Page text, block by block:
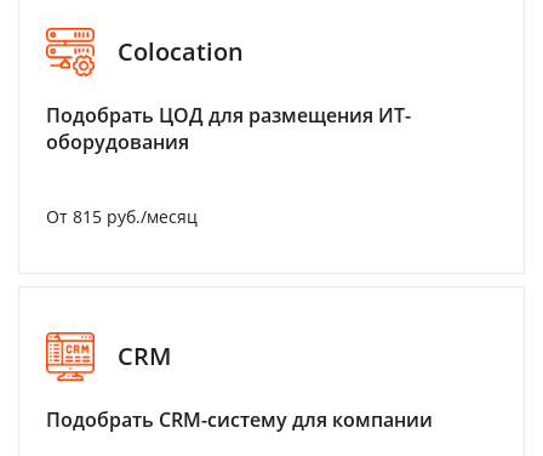
Colocation
Подобрать ЦОД для размещения ИТ-
оборудования
От 815 руб./месяц
CRM
Подобрать CRM-систему для компании